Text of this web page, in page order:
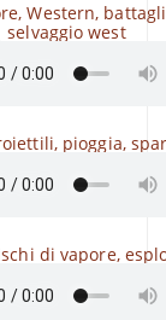
Western,
selvaggio west
pioggia,
di vapore,